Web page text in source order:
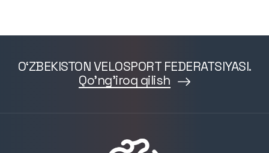
O‘ZBEKISTON VELOSPORT FEDERATSIYASI.
Qo'ng'iroq qilish